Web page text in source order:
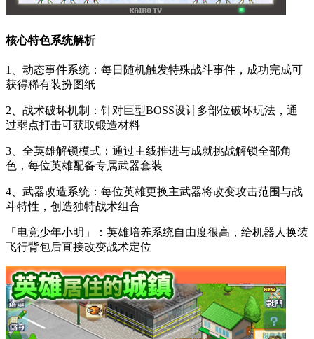
核心特色系统解析
1、动态事件系统：每日随机触发特殊战斗事件，成功完成可
获得稀有装扮图纸
2、战术破坏机制：针对巨型BOSS设计多部位破坏玩法，通
过弱点打击可获取锻造材料
3、全英雄解锁模式：通过主线推进与成就挑战解锁全部角
色，每位英雄配备专属武器套装
4、武器改造系统：每位英雄更换主武器将改变攻击范围与战
斗特性，创造独特战术组合
「电竞少年小明」：英雄培养系统自由度很高，给机器人换装
飞行背包后直接改变战术定位